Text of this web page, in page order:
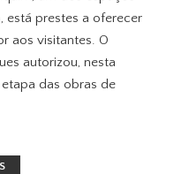
está prestes a oferecer
aos visitantes. O
autorizou, nesta
das obras de